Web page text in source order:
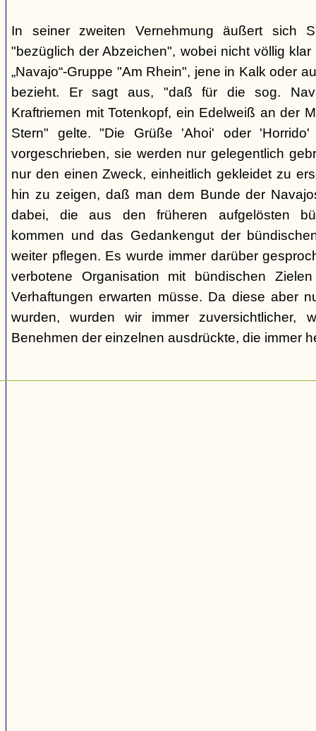
In seiner zweiten Vernehmung äußert sich
"bezüglich der Abzeichen", wobei nicht völlig
„Navajo“-Gruppe "Am Rhein", jene in Kalk oder
bezieht. Er sagt aus, "daß für die sog.
Kraftriemen mit Totenkopf, ein Edelweiß an der
Stern" gelte. "Die Grüße 'Ahoi' oder
vorgeschrieben, sie werden nur gelegentlich
nur den einen Zweck, einheitlich gekleidet zu
hin zu zeigen, daß man dem Bunde der
dabei, die aus den früheren aufgelösten
kommen und das Gedankengut der
weiter pflegen. Es wurde immer darüber
verbotene Organisation mit bündischen
Verhaftungen erwarten müsse. Da diese aber
wurden, wurden wir immer zuversichtlicher,
Benehmen der einzelnen ausdrückte, die immer